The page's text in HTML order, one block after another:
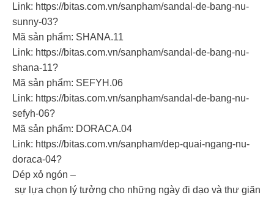
Link: https://bitas.com.vn/sanpham/sandal-de-bang-nu-
sunny-03?
Mã sản phẩm: SHANA.11
Link: https://bitas.com.vn/sanpham/sandal-de-bang-nu-
shana-11?
Mã sản phẩm: SEFYH.06
Link: https://bitas.com.vn/sanpham/sandal-de-bang-nu-
sefyh-06?
Mã sản phẩm: DORACA.04
Link: https://bitas.com.vn/sanpham/dep-quai-ngang-nu-
doraca-04?
Dép xỏ ngón –
sự lựa chọn lý tưởng cho những ngày đi dạo và thư giãn